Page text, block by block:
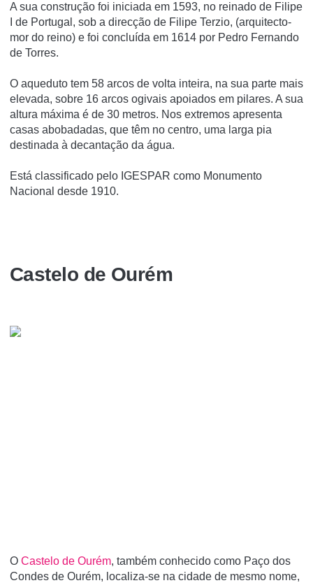
A sua construção foi iniciada em 1593, no reinado de Filipe
I de Portugal, sob a direcção de Filipe Terzio, (arquitecto-
mor do reino) e foi concluí­da em 1614 por Pedro Fernando
de Torres.
O aqueduto tem 58 arcos de volta inteira, na sua parte mais
elevada, sobre 16 arcos ogivais apoiados em pilares. A sua
altura máxima é de 30 metros. Nos extremos apresenta
casas abobadadas, que têm no centro, uma larga pia
destinada à decantação da água.
Está classificado pelo IGESPAR como Monumento
Nacional desde 1910.
Castelo de Ourém
O Castelo de Ourém, também conhecido como Paço dos
Condes de Ourém, localiza-se na cidade de mesmo nome,